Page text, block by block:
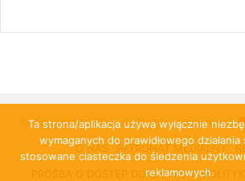
© Copyright 2026, All Rights Reserved |
O NAS PATRONAT MEDIALNY
PROŚBA O DOSTĘP DO DANYCH
Ta strona/aplikacja używa wyłącznie
wymaganych do prawidłowego
stosowane ciasteczka do śledzenia
reklamowych.